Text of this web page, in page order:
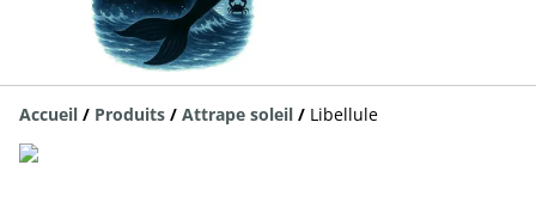
Accueil / Produits / Attrape soleil / Libellule